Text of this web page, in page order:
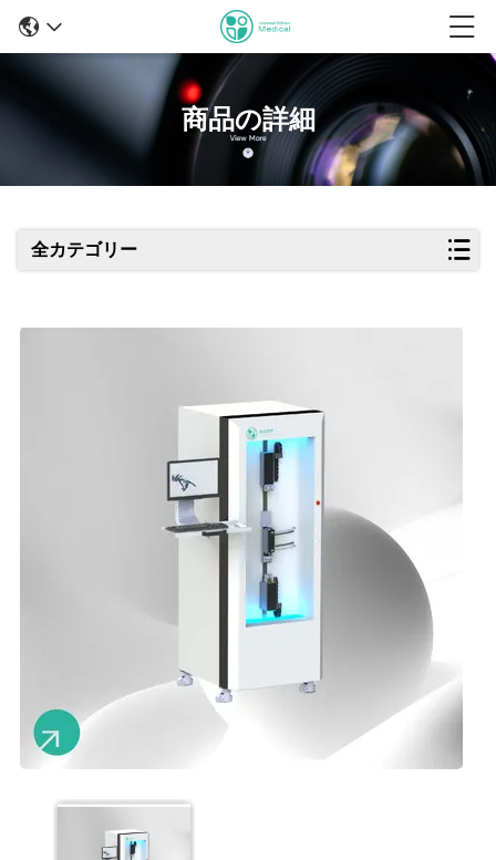
商品の詳細
全カテゴリー